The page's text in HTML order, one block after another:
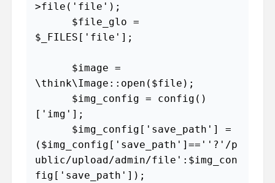
>file('file');
$_FILES['file'];
\think\Image::open($file);
['img'];
($img_config['save_path']==''?'/p
ublic/upload/admin/file':$img_con
fig['save_path']);